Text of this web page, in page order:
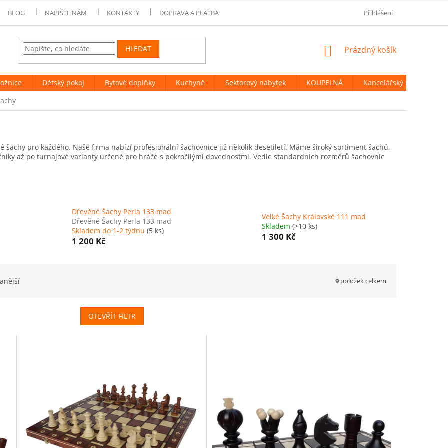
BLOG NAPIŠTE NÁM KONTAKTY DOPRAVA A PLATBA PODMÍNKY OCHRANY OSOBNÍCH
Přihlášení
HLEDAT
NÁKUPNÍ
Prázdný košík
Dětský pokoj Bytové doplňky Kuchyně Sektorový nábytek KOUPELNÁ
Kancelářský nábytek
šachy pro každého. Naše firma nabízí profesionální šachovnice již několik desetiletí. Máme široký sortiment šachů,
až po turnajové varianty určené pro hráče s pokročilými dovednostmi. Vedle standardních rozměrů šachovnic
Dřevěné Šachy Perla 133 mad
Dřevěné Šachy Perla 133 mad
Skladem do 1-2 týdnu(5 ks)
1 200 Kč
Velké Šachy Královské 111 mad
Skladem (>10 ks)
1 300 Kč
9 položek celkem
OTEVŘÍT FILTR